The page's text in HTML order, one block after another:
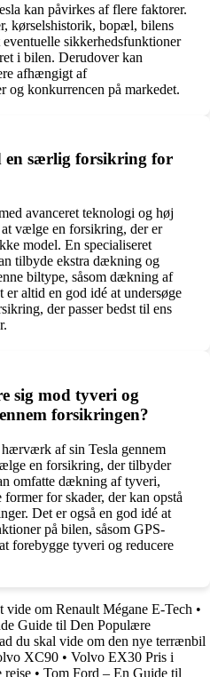
kan påvirkes af flere faktorer.
kørselshistorik, bopæl, bilens
sikkerhedsfunktioner
i bilen. Derudover kan
afhængigt af
og konkurrencen på markedet.
en særlig forsikring for
avanceret teknologi og høj
vælge en forsikring, der er
model. En specialiseret
tilbyde ekstra dækning og
biltype, såsom dækning af
er altid en god idé at undersøge
der passer bedst til ens
sig mod tyveri og
forsikringen?
af sin Tesla gennem
en forsikring, der tilbyder
omfatte dækning af tyveri,
for skader, der kan opstå
Det er også en god idé at
på bilen, såsom GPS-
forebygge tyveri og reducere
vide om Renault Mégane E-Tech •
Guide til Den Populære
du skal vide om den nye terrænbil
XC90 • Volvo EX30 Pris i
• Tom Ford – En Guide til